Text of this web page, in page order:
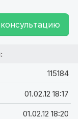
115184
01.02.12 18:17
01.02.12 18:20